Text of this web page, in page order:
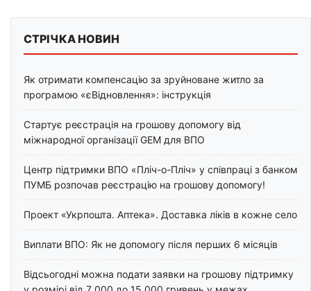
СТРІЧКА НОВИН
Як отримати компенсацію за зруйноване житло за
програмою «єВідновлення»: інструкція
Стартує реєстрація на грошову допомогу від
міжнародної організації GEM для ВПО
Центр підтримки ВПО «Пліч-о-Пліч» у співпраці з банком
ПУМБ розпочав реєстрацію на грошову допомогу!
Проект «Укрпошта. Аптека». Доставка ліків в кожне село
Виплати ВПО: Як не допомогу після перших 6 місяців
Відсьогодні можна подати заявки на грошову підтримку